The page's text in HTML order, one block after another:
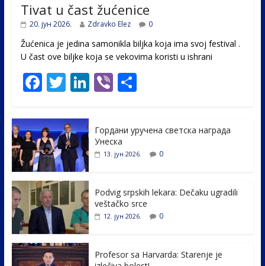
Tivat u čast žućenice
20. јун 2026. Zdravko Elez 0
Žućenica je jedina samonikla biljka koja ima svoj festival .
U čast ovе biljke koja se vekovima koristi u ishrani
F
e
b
o
o
k
T
itt
er
Li
e
dI
Vi S
e
Гордани уручена светска награда
Унеска
13. јун 2026. 0
Podvig srpskih lekara: Dečaku ugradili
veštačko srce
12. јун 2026. 0
Profesor sa Harvarda: Starenje je